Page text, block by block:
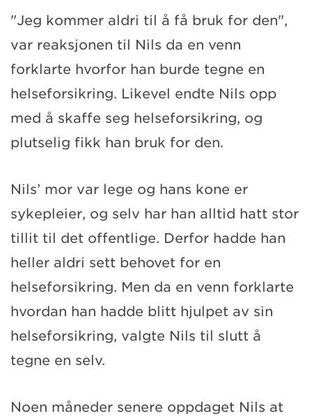
"Jeg kommer aldri til å få bruk for den",
var reaksjonen til Nils da en venn
forklarte hvorfor han burde tegne en
helseforsikring. Likevel endte Nils opp
med å skaffe seg helseforsikring, og
plutselig fikk han bruk for den.
Nils’ mor var lege og hans kone er
sykepleier, og selv har han alltid hatt stor
tillit til det offentlige. Derfor hadde han
heller aldri sett behovet for en
helseforsikring. Men da en venn forklarte
hvordan han hadde blitt hjulpet av sin
helseforsikring, valgte Nils til slutt å
tegne en selv.
Noen måneder senere oppdaget Nils at